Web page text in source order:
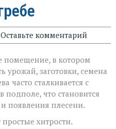
комментарий
помещение, в котором
урожай, заготовки, семена
часто сталкивается с
подполе, что становится
появления плесени.
хитрости.